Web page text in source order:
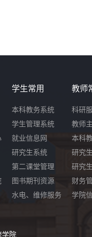
学生常用
本科教务系统
学生管理系统
就业信息网
研究生系统
第二课堂管理
图书期刊资源
水电、维修服务
教师
科研
教师
本科
研究
研究
财务
学院
学院